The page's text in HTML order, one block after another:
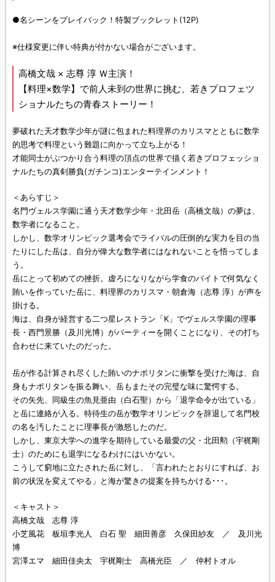
●名シーンをプレイバック！特製ブックレット(12P)
※仕様変更に伴い特典が付かない場合がございます。
高橋文哉 × 志尊 淳 Ｗ主演！
【料理×数学】で前人未到の世界に挑む、若きプロフェツ
ショナルたちの青春ストーリー！
夢破れた天才数学少年が謎に包まれた料理界のカリスマとともに数学
的思考で料理という難題に向かって立ち上がる！
才能同士がぶつかり合う料理の頂点の世界で描く若きプロフェッショ
ナルたちの真剣勝負(ガチンコ)エンターテインメント！
＜あらすじ＞
名門ヴェルス学園に通う天才数学少年・北田岳（高橋文哉）の夢は、
数学者になること。
しかし、数学オリンピック選考会でライバルの圧倒的な実力を目の当
たりにした岳は、自分が偉大な数学者にはなれないことを悟ってしま
う。
岳にとって初めての挫折。虚ろになりながら学食のバイトで何気なく
賄いを作っていた岳に、料理界のカリスマ・朝倉海（志尊 淳）が声を
掛ける。
海は、自身が経営する二つ星レストラン「K」でヴェルス学園の理事
長・西門景勝（及川光博）がパーティーを開くことになり、その打ち
合わせに来ていたのだった。
岳が作る計算され尽くした賄いのナポリタンに衝撃を受けた海は、自
身もナポリタンを振る舞い、岳もまたその完璧な味に驚愕する。
その矢先、同級生の魚見亜由（白石聖）から「退学命令が出ている」
と岳に連絡が入る。特待生の岳が数学オリンピックを辞退して名門校
の名を汚したことに理事長が激怒したのだ。
しかし、東京大学への進学を期待している最愛の父・北田勲（宇梶剛
士）のためにも退学になるわけにはいかない。
こうして窮地に立たされた岳に対し、「言われたとおりにすれば、お
前の状況を変えてやる」と海が驚きの提案を持ちかける･･･。
＜キャスト＞
高橋文哉 志尊 淳
小芝風花 板垣李光人 白石 聖 細田善彦 久保田紗友 ／ 及川光
博
宮澤エマ 細田佳央太 宇梶剛士 高橋光臣 ／ 仲村トオル